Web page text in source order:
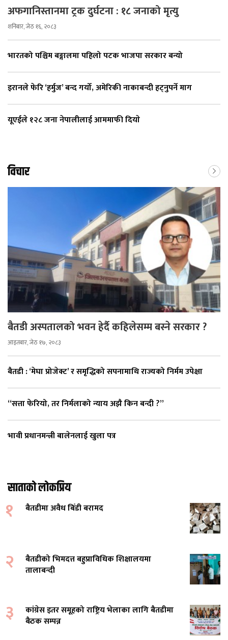
अफगानिस्तानमा ट्रक दुर्घटना : १८ जनाको मृत्यु
शनिबार, जेठ १६, २०८३
भारतको पश्चिम बङ्गालमा पहिलो पटक भाजपा सरकार बन्यो
इरानले फेरि ‘हर्मुज’ बन्द गर्यो, अमेरिकी नाकाबन्दी हट्नुपर्ने माग
यूएईले १२८ जना नेपालीलाई आममाफी दियाे
विचार
बैतडी अस्पतालको भवन हेर्दै कहिलेसम्म बस्ने सरकार ?
आइतबार, जेठ १७, २०८३
बैतडी : ‘मेघा प्रोजेक्ट’ र समृद्धिको सपनामाथि राज्यको निर्मम उपेक्षा
“सत्ता फेरियो, तर निर्मलाको न्याय अझै किन बन्दी ?”
भावी प्रधानमन्त्री बालेनलाई खुला पत्र
साताको लोकप्रिय
१ बैतडीमा अवैध बिँडी बरामद
२
बैतडीको भिमदत्त बहुप्राविधिक शिक्षालयमा
तालाबन्दी
३
कांग्रेस इतर समूहको राष्ट्रिय भेलाका लागि बैतडीमा
बैठक सम्पन्न